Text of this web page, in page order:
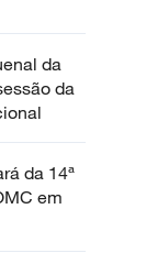
da
da
da 14ª
em